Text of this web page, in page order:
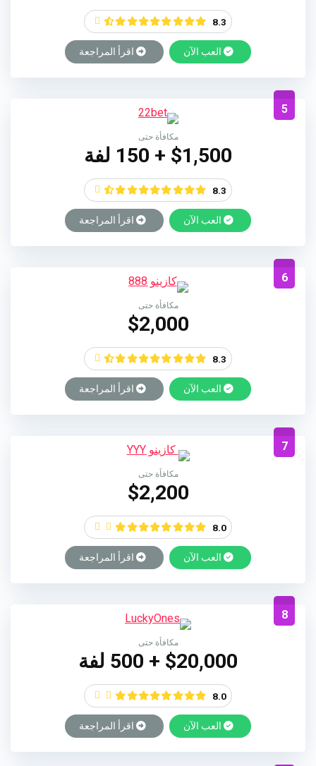
8.3
العب الآن اقرأ المراجعة
5
مكافأة حتى
$1,500 + 150 لفة
8.3
العب الآن اقرأ المراجعة
6
مكافأة حتى
$2,000
8.3
العب الآن اقرأ المراجعة
7
مكافأة حتى
$2,200
8.0
العب الآن اقرأ المراجعة
8
مكافأة حتى
$20,000 + 500 لفة
8.0
العب الآن اقرأ المراجعة